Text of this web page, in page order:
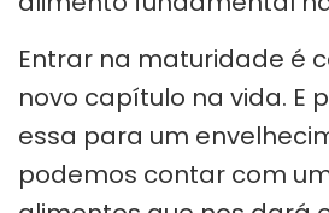
Entrar na maturidade é
novo capítulo na vida. E
essa para um
podemos contar com